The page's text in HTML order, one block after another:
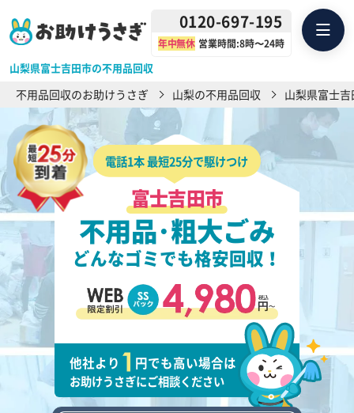
山梨県富士吉田市の不用品回収
0120-697-195
年中無休 営業時間:8時〜24時
不用品回収のお助けうさぎ 山梨の不用品回収 山梨県富士
電話1本 最短25分で駆けつけ
富士吉田市
不用品･粗大ごみ
どんなゴミでも格安回収！
他社より 円でも高い場合は
お助けうさぎにご相談ください